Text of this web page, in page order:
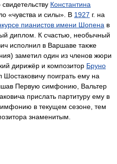
Константина
«чувства и силы». В 1927 г. на
пианистов имени Шопена в
диплом. К счастью, необычный
исполнил в Варшаве также
заметил один из членов жюри
дирижёр и композитор Бруно
Шостаковичу поиграть ему на
Первую симфонию, Вальтер
прислать партитуру ему в
в текущем сезоне, тем
знаменитым.